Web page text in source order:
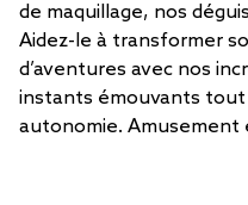
de maquillage, nos
Aidez-le à transformer
d’aventures avec nos
instants émouvants
autonomie. Amusement